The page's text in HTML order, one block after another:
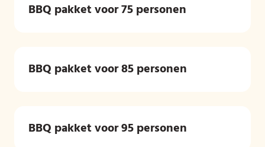
BBQ pakket voor 75 personen
BBQ pakket voor 85 personen
BBQ pakket voor 95 personen